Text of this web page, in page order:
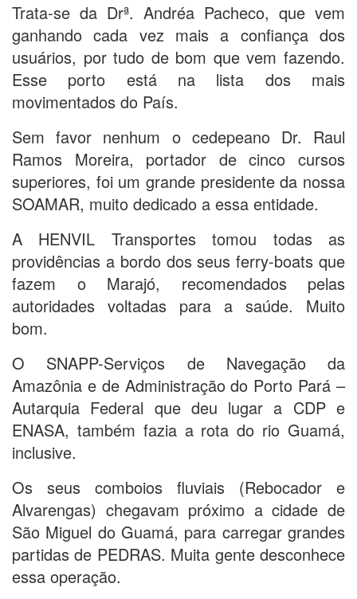
Trata-se da Drª. Andréa Pacheco, que vem
ganhando cada vez mais a confiança dos
usuários, por tudo de bom que vem fazendo.
Esse porto está na lista dos mais
movimentados do País.
Sem favor nenhum o cedepeano Dr. Raul
Ramos Moreira, portador de cinco cursos
superiores, foi um grande presidente da nossa
SOAMAR, muito dedicado a essa entidade.
A HENVIL Transportes tomou todas as
providências a bordo dos seus ferry-boats que
fazem o Marajó, recomendados pelas
autoridades voltadas para a saúde. Muito
bom.
O SNAPP-Serviços de Navegação da
Amazônia e de Administração do Porto Pará –
Autarquia Federal que deu lugar a CDP e
ENASA, também fazia a rota do rio Guamá,
inclusive.
Os seus comboios fluviais (Rebocador e
Alvarengas) chegavam próximo a cidade de
São Miguel do Guamá, para carregar grandes
partidas de PEDRAS. Muita gente desconhece
essa operação.